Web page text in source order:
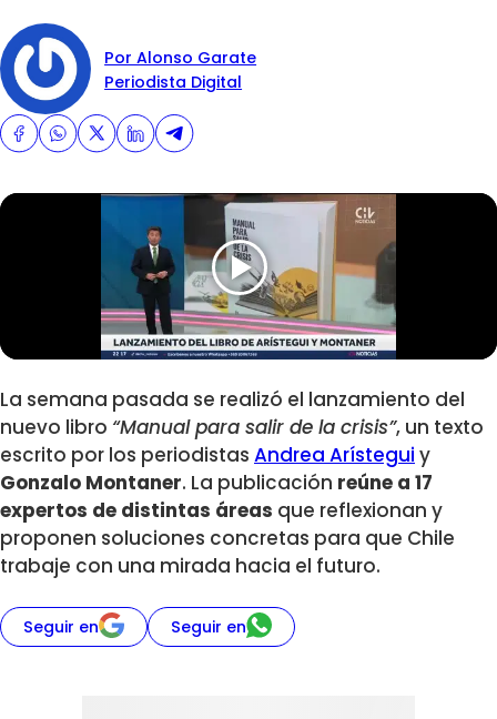
Por Alonso Garate
Periodista Digital
La semana pasada se realizó el lanzamiento del
nuevo libro “Manual para salir de la crisis”, un texto
escrito por los periodistas Andrea Arístegui y
Gonzalo Montaner. La publicación reúne a 17
expertos de distintas áreas que reflexionan y
proponen soluciones concretas para que Chile
trabaje con una mirada hacia el futuro.
Seguir en Seguir en